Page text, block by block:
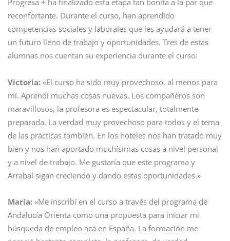
Progresa + ha finalizado esta etapa tan bonita a la par que
reconfortante. Durante el curso, han aprendido
competencias sociales y laborales que les ayudará a tener
un futuro lleno de trabajo y oportunidades. Tres de estas
alumnas nos cuentan su experiencia durante el curso:
Victoria: «El curso ha sido muy provechoso, al menos para
mí. Aprendí muchas cosas nuevas. Los compañeros son
maravillosos, la profesora es espectacular, totalmente
preparada. La verdad muy provechoso para todos y el tema
de las prácticas también. En los hoteles nos han tratado muy
bien y nos han aportado muchísimas cosas a nivel personal
y a nivel de trabajo. Me gustaría que este programa y
Arrabal sigan creciendo y dando estas oportunidades.»
María: «Me inscribí en el curso a través del programa de
Andalucía Orienta como una propuesta para iniciar mi
búsqueda de empleo acá en España. La formación me